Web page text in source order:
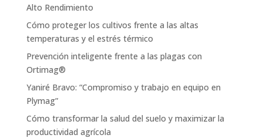
Alto Rendimiento
Cómo proteger los cultivos frente a las altas
temperaturas y el estrés térmico
Prevención inteligente frente a las plagas con
Ortimag®
Yaniré Bravo: “Compromiso y trabajo en equipo en
Plymag”
Cómo transformar la salud del suelo y maximizar la
productividad agrícola